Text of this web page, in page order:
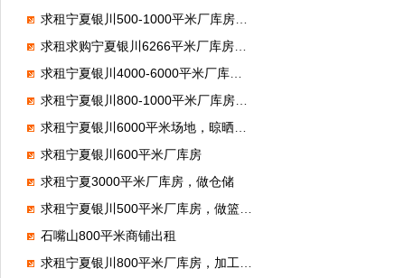
求租宁夏银川500-1000平米厂库房，做汽修厂
求租求购宁夏银川6266平米厂库房，做体育馆
求租宁夏银川4000-6000平米厂库房，做混泥土制品
求租宁夏银川800-1000平米厂库房，做化工离心泵维修
求租宁夏银川6000平米场地，晾晒饲料
求租宁夏银川600平米厂库房
求租宁夏3000平米厂库房，做仓储
求租宁夏银川500平米厂库房，做篮球馆
石嘴山800平米商铺出租
求租宁夏银川800平米厂库房，加工豆腐